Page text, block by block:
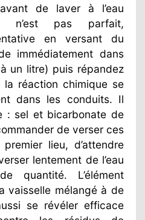
de laver à l’eau
n’est pas parfait,
en versant du
immédiatement dans
un litre) puis répandez
réaction chimique se
dans les conduits. Il
: sel et bicarbonate de
de verser ces
lieu, d’attendre
lentement de l’eau
quantité. L’élément
vaisselle mélangé à de
se révéler efficace